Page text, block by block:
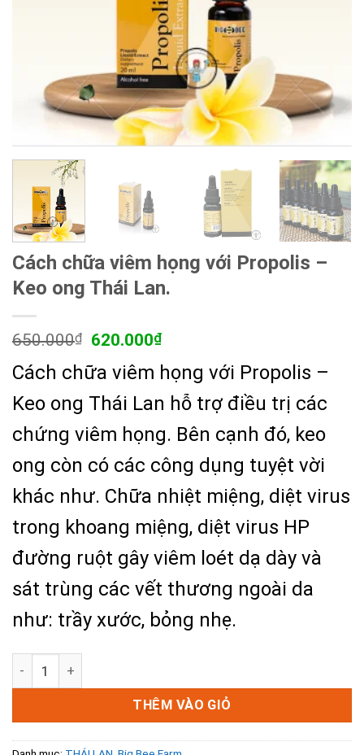
Cách chữa viêm họng với Propolis –
Keo ong Thái Lan.
650.000₫
Giá
là:
620.000₫Giá
tại
620.000₫.
Cách chữa viêm họng với Propolis –
Keo ong Thái Lan hỗ trợ điều trị các
chứng viêm họng. Bên cạnh đó, keo
ong còn có các công dụng tuyệt vời
khác như. Chữa nhiệt miệng, diệt virus
trong khoang miệng, diệt virus HP
đường ruột gây viêm loét dạ dày và
sát trùng các vết thương ngoài da
như: trầy xước, bỏng nhẹ.
THÊM VÀO GIỎ